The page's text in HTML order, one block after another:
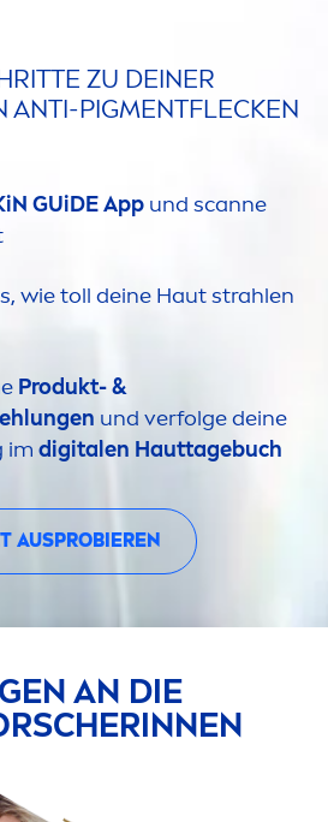
ZU DEINER
ANTI-PIGMENTFLECKEN
GUiDE App und scanne
wie toll deine Haut strahlen
Produkt- &
und verfolge deine
im digitalen Hauttagebuch
AUSPROBIEREN
AN DIE